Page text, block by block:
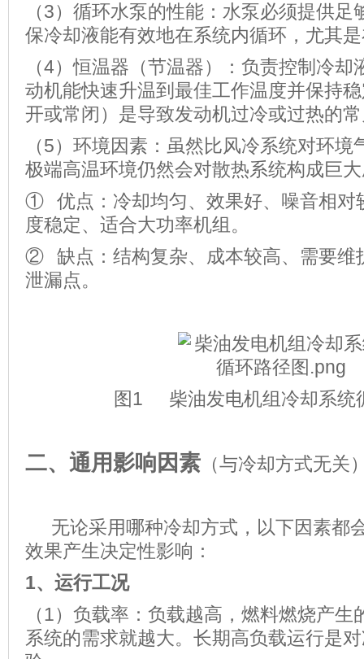
（3）循环水泵的性能：水泵必须提供
保冷却液能有效地在系统内循环，尤其
（4）恒温器（节温器）：负责控制冷
动机能快速升温到最佳工作温度并保持
开或常闭）是导致发动机过冷或过热的
（5）环境因素：虽然比风冷系统对环
极端高温环境仍然会对散热系统构成巨
① 优点：冷却均匀、效果好、噪音相对
度稳定、适合大功率机组。
② 缺点：结构复杂、成本较高、需要维
泄漏点。
图1 柴油发电机组冷却系统
二、通用影响因素 （与冷却方式无关
无论采用哪种冷却方式，以下因素都
效果产生决定性影响：
1、 运行工况
（1）负载率：负载越高，燃料燃烧产
系统的需求就越大。长期高负载运行是